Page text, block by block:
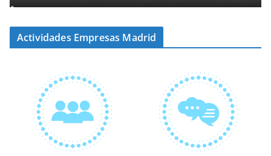
Actividades Empresas Madrid